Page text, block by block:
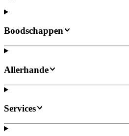
Boodschappen
Allerhande
Services